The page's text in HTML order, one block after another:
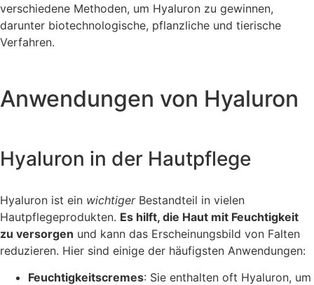
verschiedene Methoden, um Hyaluron zu gewinnen,
darunter biotechnologische, pflanzliche und tierische
Verfahren.
Anwendungen von Hyaluron
Hyaluron in der Hautpflege
Hyaluron ist ein wichtigerBestandteil in vielen
Hautpflegeprodukten. Es hilft, die Haut mit Feuchtigkeit
zu versorgen und kann das Erscheinungsbild von Falten
reduzieren. Hier sind einige der häufigsten Anwendungen:
Feuchtigkeitscremes: Sie enthalten oft Hyaluron, um